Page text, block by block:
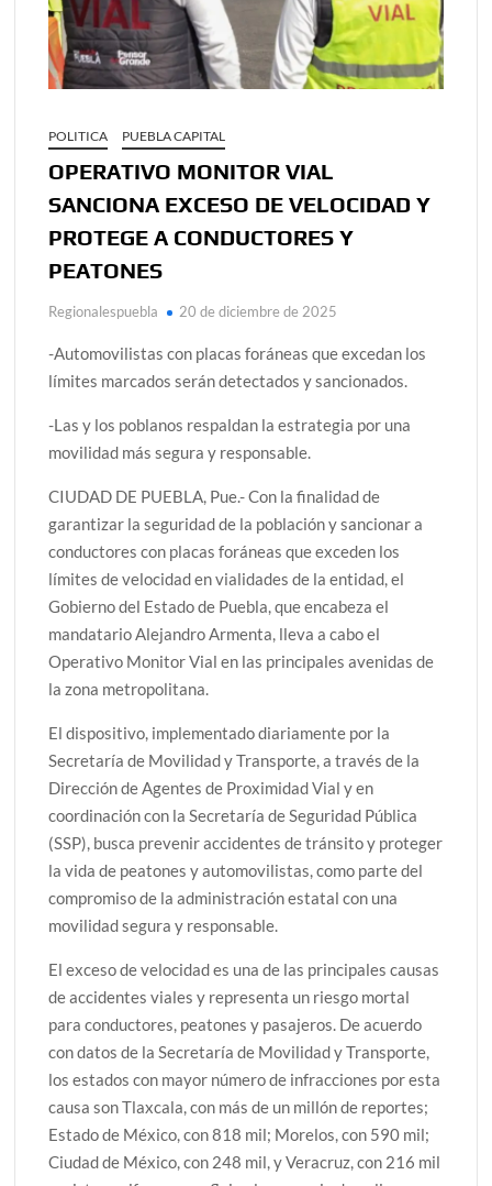
POLITICA PUEBLA CAPITAL
OPERATIVO MONITOR VIAL
SANCIONA EXCESO DE VELOCIDAD Y
PROTEGE A CONDUCTORES Y
PEATONES
Regionalespuebla 20 de diciembre de 2025
-Automovilistas con placas foráneas que excedan los
límites marcados serán detectados y sancionados.
-Las y los poblanos respaldan la estrategia por una
movilidad más segura y responsable.
CIUDAD DE PUEBLA, Pue.- Con la finalidad de
garantizar la seguridad de la población y sancionar a
conductores con placas foráneas que exceden los
límites de velocidad en vialidades de la entidad, el
Gobierno del Estado de Puebla, que encabeza el
mandatario Alejandro Armenta, lleva a cabo el
Operativo Monitor Vial en las principales avenidas de
la zona metropolitana.
El dispositivo, implementado diariamente por la
Secretaría de Movilidad y Transporte, a través de la
Dirección de Agentes de Proximidad Vial y en
coordinación con la Secretaría de Seguridad Pública
(SSP), busca prevenir accidentes de tránsito y proteger
la vida de peatones y automovilistas, como parte del
compromiso de la administración estatal con una
movilidad segura y responsable.
El exceso de velocidad es una de las principales causas
de accidentes viales y representa un riesgo mortal
para conductores, peatones y pasajeros. De acuerdo
con datos de la Secretaría de Movilidad y Transporte,
los estados con mayor número de infracciones por esta
causa son Tlaxcala, con más de un millón de reportes;
Estado de México, con 818 mil; Morelos, con 590 mil;
Ciudad de México, con 248 mil, y Veracruz, con 216 mil